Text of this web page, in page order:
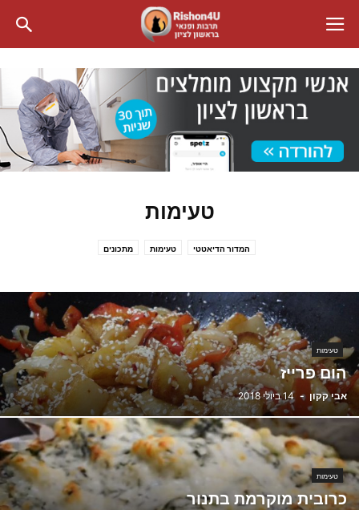
טעימות
המדור הדיאטטי טעימות מתכונים
טעימות
הום פרייז
אבי קקון - 14 ביולי 2018
טעימות
כרובית מוקרמת בתנור